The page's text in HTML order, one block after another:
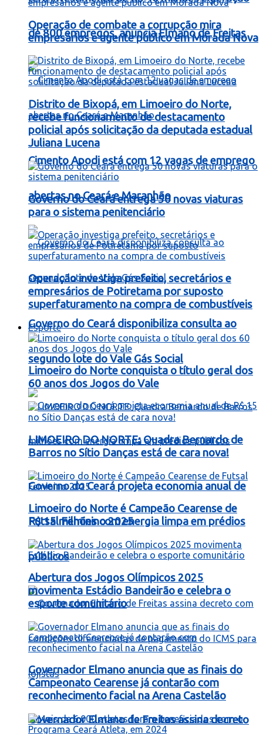
de 800 empregos, anuncia Elmano de Freitas
Cimento Apodi está com 12 vagas de emprego
abertas no Ceará e Maranhão
Governo do Ceará disponibiliza consulta ao
segundo lote do Vale Gás Social
Governo do Ceará projeta economia anual de
R$ 15 milhões com energia limpa em prédios
públicos
Governador Elmano de Freitas assina decreto
Operação de combate a corrupção mira
empresários e agente público em Morada Nova
Distrito de Bixopá, em Limoeiro do Norte,
recebe funcionamento de destacamento
policial após solicitação da deputada estadual
Juliana Lucena
Governo do Ceará entrega 50 novas viaturas
para o sistema penitenciário
Operação investiga prefeito, secretários e
empresários de Potiretama por suposto
superfaturamento na compra de combustíveis
Esporte
Limoeiro do Norte conquista o título geral dos
60 anos dos Jogos do Vale
LIMOEIRO DO NORTE: Quadra Bernardo de
Barros no Sítio Danças está de cara nova!
Limoeiro do Norte é Campeão Cearense de
Futsal Feminino 2025
Abertura dos Jogos Olímpicos 2025
movimenta Estádio Bandeirão e celebra o
esporte comunitário
Governador Elmano anuncia que as finais do
Campeonato Cearense já contarão com
reconhecimento facial na Arena Castelão